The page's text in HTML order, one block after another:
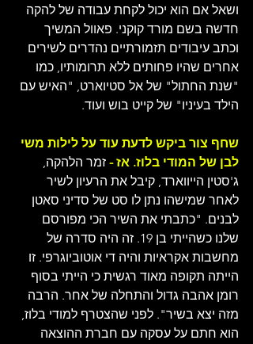
ושאל אם הוא יכול לקחת עבודה של להקה
חדשה בשם מורד קוקני. פאוול המשיך
וכתב עיבודים תזמורתיים נהדרים לשירים
אחרים שהיו פחותים ללא תרומותיו, כמו
"שנת החתול" של אל סטיוארט, "האיש עם
הילד בעיניו" של קייט בוש ועוד.
שחף צור ביקש לדעת עוד על לילות משי
לבן של המודי בלוז. אז - זמר הלהקה,
ג'סטין הייווארד, קיבל את הרעיון לשיר
לאחר שמישהו נתן לו סט של סדיני סאטן
לבנים. "כתבתי את השיר הכי מפורסם
שלנו כשהייתי בן 19. זה היה סדרה של
מחשבות אקראיות והיה די אוטוביוגרפי. זו
הייתה תקופה מאוד רגשית כי הייתי בסוף
רומן אהבה גדול והתחלה של אחר. הרבה
מזה יצא בשיר". לפני שהצטרף למודי בלוז,
הוא חתם על עסקה עם חברת ההוצאה